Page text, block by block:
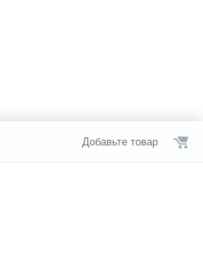
Добавьте товар